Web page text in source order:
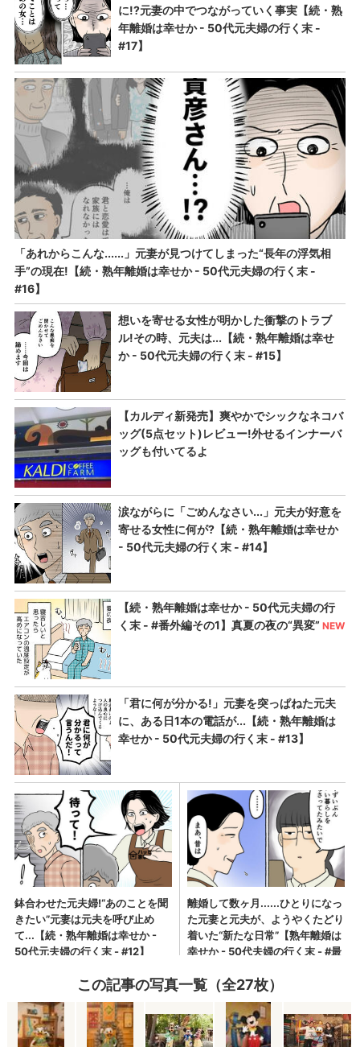
この記事の写真一覧（全27枚）